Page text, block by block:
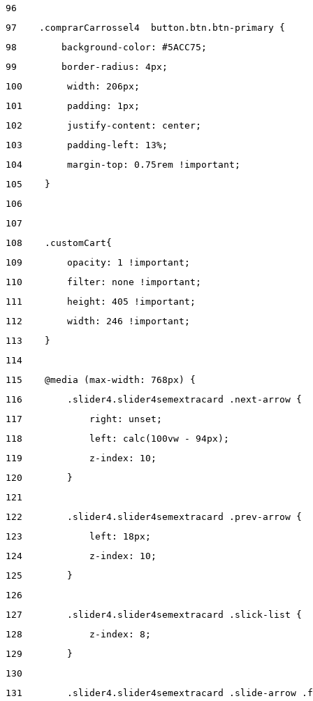
96
97
    .comprarCarrossel4  button.btn.btn-primary {
98
        background-color: #5ACC75;
99
        border-radius: 4px;
100
        width: 206px;
101
        padding: 1px;
102
        justify-content: center;
103
        padding-left: 13%;
104
        margin-top: 0.75rem !important;
105
    }
106
107
108
    .customCart{
109
        opacity: 1 !important;
110
        filter: none !important;
111
        height: 405 !important;
112
        width: 246 !important;
113
    }
114
115
    @media (max-width: 768px) {
116
        .slider4.slider4semextracard .next-arrow {
117
            right: unset;
118
            left: calc(100vw - 94px);
119
            z-index: 10;
120
        }
121
122
        .slider4.slider4semextracard .prev-arrow {
123
            left: 18px;
124
            z-index: 10;
125
        }
126
127
        .slider4.slider4semextracard .slick-list {
128
            z-index: 8;
129
        }
130
131
.slider4.slider4semextracard .slide-arrow